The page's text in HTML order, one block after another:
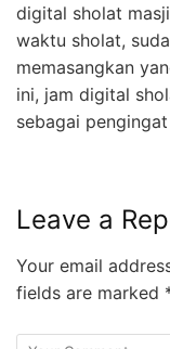
digital sholat
waktu sholat,
memasangkan
ini, jam digital
sebagai
Leave a
Your email
fields are marked